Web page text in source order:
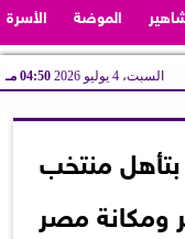
الموضة الأسرة
السبت، 4 يوليو 2026 04:50 مـ
منتخب
مصر